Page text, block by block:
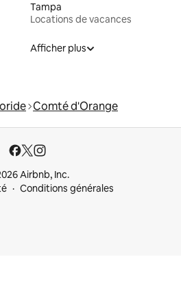
Tampa
Locations de vacances
Afficher plus
Comté d'Orange
Airbnb, Inc.
Conditions générales